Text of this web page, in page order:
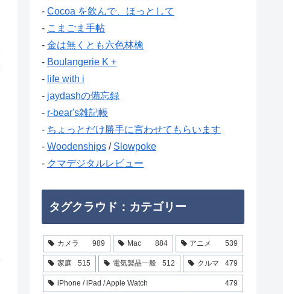
- Cocoa を飲んで、ほっとして
- こまごま手帖
- 金は無くとも六色林檎
- Boulangerie K +
- life with i
- jaydashの備忘録
- r-bear's雑記帳
- ちょっとだけ勝手に言わせてもらいます
- Woodenships / Slowpoke
- クマデジタルレビュー
タグクラウド：カテゴリー
カメラ 989 Mac 884 アニメ 539
家庭 515 電気製品一般 512 クルマ 479
iPhone / iPad / Apple Watch 479